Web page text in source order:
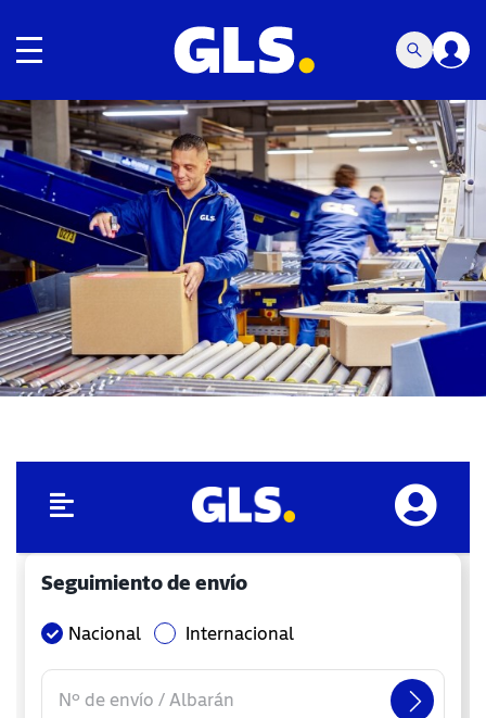
Navegación de palanca
Carousel with slides shown at a time. Use the Previous